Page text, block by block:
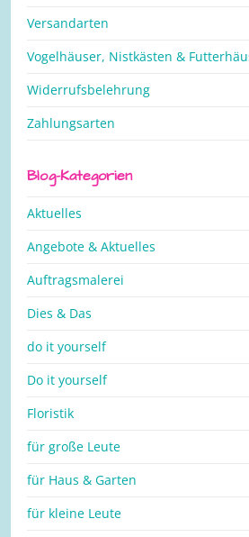
Versandarten
Vogelhäuser, Nistkästen &
Widerrufsbelehrung
Zahlungsarten
Blog-Kategorien
Aktuelles
Angebote & Aktuelles
Auftragsmalerei
Dies & Das
do it yourself
Do it yourself
Floristik
für große Leute
für Haus & Garten
für kleine Leute